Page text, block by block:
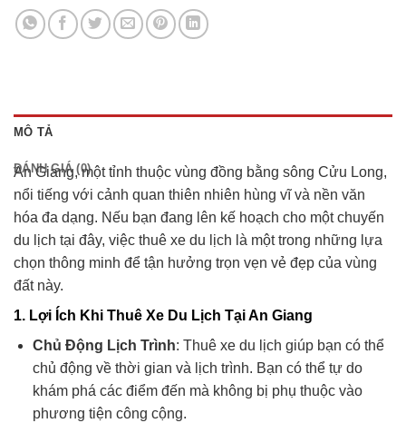
MÔ TẢ
ĐÁNH GIÁ (0)
An Giang, một tỉnh thuộc vùng đồng bằng sông Cửu Long,
nổi tiếng với cảnh quan thiên nhiên hùng vĩ và nền văn
hóa đa dạng. Nếu bạn đang lên kế hoạch cho một chuyến
du lịch tại đây, việc thuê xe du lịch là một trong những lựa
chọn thông minh để tận hưởng trọn vẹn vẻ đẹp của vùng
đất này.
1. Lợi Ích Khi Thuê Xe Du Lịch Tại An Giang
Chủ Động Lịch Trình: Thuê xe du lịch giúp bạn có thể
chủ động về thời gian và lịch trình. Bạn có thể tự do
khám phá các điểm đến mà không bị phụ thuộc vào
phương tiện công cộng.